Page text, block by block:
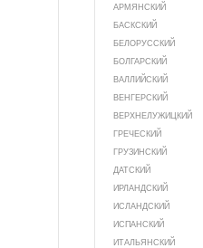
АРМЯНСКИЙ
БАСКСКИЙ
БЕЛОРУССКИЙ
БОЛГАРСКИЙ
ВАЛЛИЙСКИЙ
ВЕНГЕРСКИЙ
ВЕРХНЕЛУЖИЦКИЙ
ГРЕЧЕСКИЙ
ГРУЗИНСКИЙ
ДАТСКИЙ
ИРЛАНДСКИЙ
ИСЛАНДСКИЙ
ИСПАНСКИЙ
ИТАЛЬЯНСКИЙ